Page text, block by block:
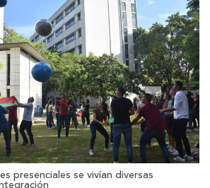
presenciales se vivían diversas